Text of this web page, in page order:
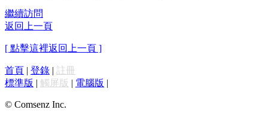
繼續訪問
返回上一頁
[ 點擊這裡返回上一頁 ]
首頁 | 登錄 | 註冊
標準版 | 觸屏版 | 電腦版 |
© Comsenz Inc.